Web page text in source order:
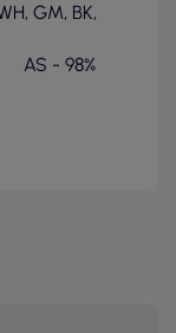
GM, BK,
AS - 98%